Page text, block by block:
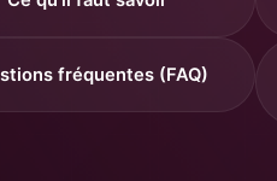
fréquentes (FAQ)